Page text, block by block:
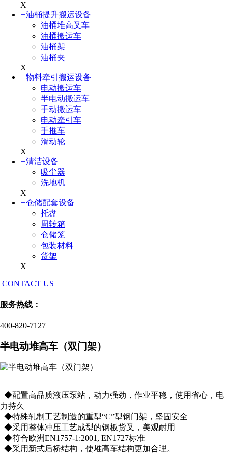
X
+油桶提升搬运设备
油桶堆高叉车
油桶搬运车
油桶架
油桶夹
X
+物料牵引搬运设备
电动搬运车
半电动搬运车
手动搬运车
电动牵引车
手推车
滑动轮
X
+清洁设备
吸尘器
洗地机
X
+仓储配套设备
托盘
周转箱
仓储笼
包装材料
货架
X
CONTACT US
服务热线：
400-820-7127
半电动堆高车（双门架）
◆配置高品质液压泵站，动力强劲，作业平稳，使用省心，电
力持久
◆特殊轧制工艺制造的重型“C”型钢门架，坚固安全
◆采用整体冲压工艺成型的钢板货叉，美观耐用
◆符合欧洲EN1757-1:2001, EN1727标准
◆采用新式后桥结构，使堆高车结构更加合理。